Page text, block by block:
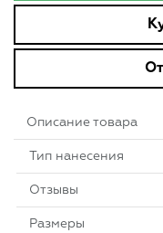
Описание товара
Тип нанесения
Отзывы
Размеры